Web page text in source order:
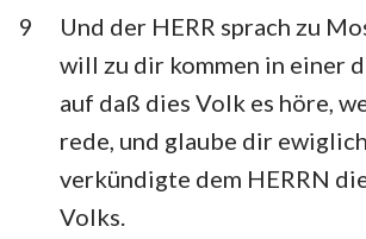
9
Und der HERR sprach zu
will zu dir kommen in einer
auf daß dies Volk es höre,
rede, und glaube dir
verkündigte dem HERRN
Volks.